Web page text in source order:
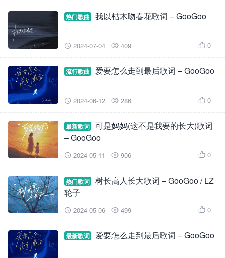
热门歌曲 我以枯木吻春花歌词 – GooGoo
 2024-07-04  409  0
流行歌曲 爱要怎么走到最后歌词 – GooGoo
 2024-06-12  286  0
最新歌词
可是妈妈(这不是我要的长大)歌词
– GooGoo
 2024-05-11  906  0
热门歌词
树长高人长大歌词 – GooGoo / LZ
轮子
 2024-05-06  499  0
最新歌词 爱要怎么走到最后歌词 – GooGoo